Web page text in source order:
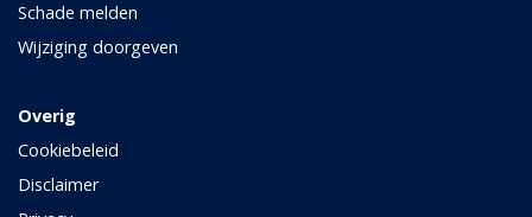
Schade melden
Wijziging doorgeven
Overig
Cookiebeleid
Disclaimer